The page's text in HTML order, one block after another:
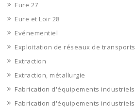
Eure 27
Eure et Loir 28
Evénementiel
Exploitation de réseaux de transports
Extraction
Extraction, métallurgie
Fabrication d'équipements industriels
Fabrication d'équipements industriels